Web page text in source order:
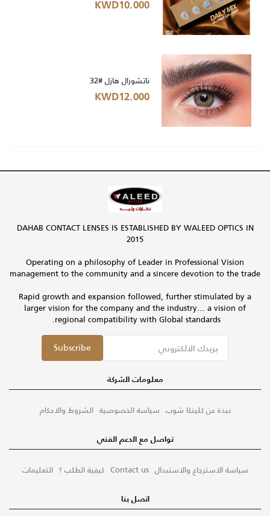
KWD10.000
ناتشورال هازل #32
KWD12.000
DAHAB CONTACT LENSES IS ESTABLISHED BY WALEED OPTICS IN
2015
Operating on a philosophy of Leader in Professional Vision
management to the community and a sincere devotion to the trade
Rapid growth and expansion followed, further stimulated by a
larger vision for the company and the industry… a vision of
regional compatibility with Global standards.
Subscribe
معلومات الشركة
نبذة عن كلينكا شوب سياسة الخصوصية الشروط والاحكام
تواصل مع الدعم الفني
سياسة الاسترجاع والاستبدال Contact us كيفية الطلب ؟ التعليمات
اتصل بنا